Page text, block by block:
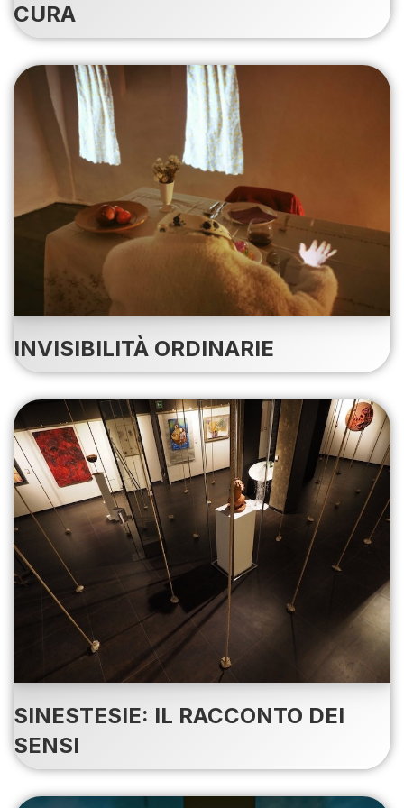
CURA
INVISIBILITÀ ORDINARIE
SINESTESIE: IL RACCONTO DEI
SENSI